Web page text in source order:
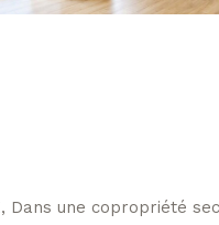
Dans une copropriété